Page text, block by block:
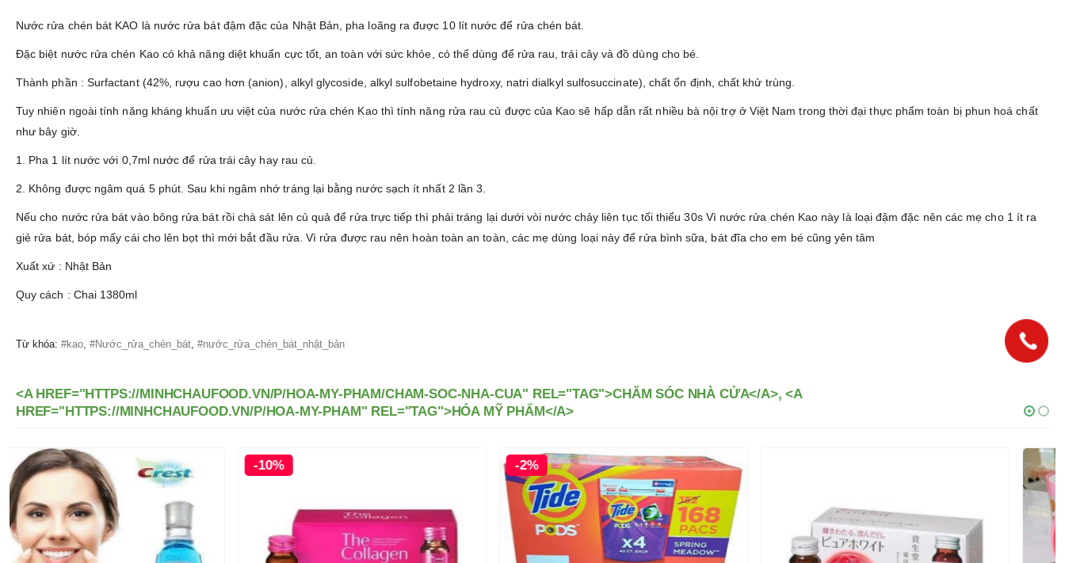
Nước rửa chén bát KAO là nước rửa bát đậm đặc của Nhật Bản, pha loãng ra được 10 lít nước để rửa chén bát.
Đặc biệt nước rửa chén Kao có khả năng diệt khuẩn cực tốt, an toàn với sức khỏe, có thể dùng để rửa rau, trái cây và đồ dùng cho bé.
Thành phần : Surfactant (42%, rượu cao hơn (anion), alkyl glycoside, alkyl sulfobetaine hydroxy, natri dialkyl sulfosuccinate), chất ổn định, chất khử trùng.
Tuy nhiên ngoài tính năng kháng khuẩn ưu việt của nước rửa chén Kao thì tính năng rửa rau củ được của Kao sẽ hấp dẫn rất nhiều bà nội trợ ở Việt Nam trong thời đại thực phẩm toàn bị phun hoá chất
như bây giờ.
1. Pha 1 lít nước với 0,7ml nước để rửa trái cây hay rau củ.
2. Không được ngâm quá 5 phút. Sau khi ngâm nhớ tráng lại bằng nước sạch ít nhất 2 lần 3.
Nếu cho nước rửa bát vào bông rửa bát rồi chà sát lên củ quả để rửa trực tiếp thì phải tráng lại dưới vòi nước chảy liên tục tối thiểu 30s Vì nước rửa chén Kao này là loại đậm đặc nên các mẹ cho 1 ít ra
giẻ rửa bát, bóp mấy cái cho lên bọt thì mới bắt đầu rửa. Vì rửa được rau nên hoàn toàn an toàn, các mẹ dùng loại này để rửa bình sữa, bát đĩa cho em bé cũng yên tâm
Xuất xứ : Nhật Bản
Quy cách : Chai 1380ml
Từ khóa: #kao #Nước_rửa_chén_bát #nước_rửa_chén_bát_nhật_bản
<A HREF="HTTPS://MINHCHAUFOOD.VN/P/HOA-MY-PHAM/CHAM-SOC-NHA-CUA" REL="TAG">CHĂM SÓC NHÀ CỬA</A>, <A
HREF="HTTPS://MINHCHAUFOOD.VN/P/HOA-MY-PHAM" REL="TAG">HÓA MỸ PHẨM</A>
-10%